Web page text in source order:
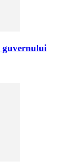
guvernului